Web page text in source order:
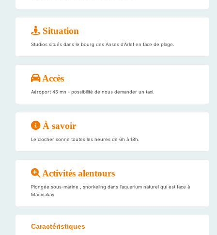
Situation
Studios situés dans le bourg des Anses d'Arlet en face de plage.
Accès
Aéroport 45 mn - possibilité de nous demander un taxi.
À savoir
Le clocher sonne toutes les heures de 6h à 18h.
Activités alentours
Plongée sous-marine , snorkeling dans l'aquarium naturel qui est face à
Madinakay
Caractéristiques